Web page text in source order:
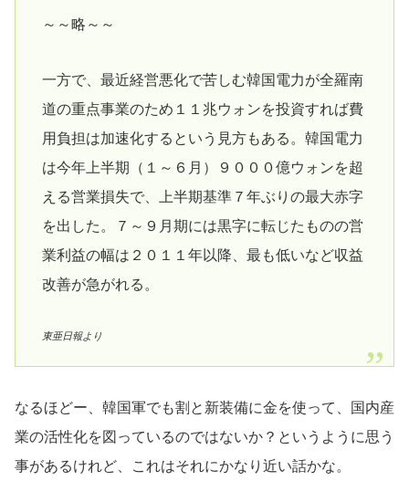
～～略～～
一方で、最近経営悪化で苦しむ韓国電力が全羅南
道の重点事業のため１１兆ウォンを投資すれば費
用負担は加速化するという見方もある。韓国電力
は今年上半期（１～６月）９０００億ウォンを超
える営業損失で、上半期基準７年ぶりの最大赤字
を出した。７～９月期には黒字に転じたものの営
業利益の幅は２０１１年以降、最も低いなど収益
改善が急がれる。
東亜日報より
なるほどー、韓国軍でも割と新装備に金を使って、国内産
業の活性化を図っているのではないか？というように思う
事があるけれど、これはそれにかなり近い話かな。